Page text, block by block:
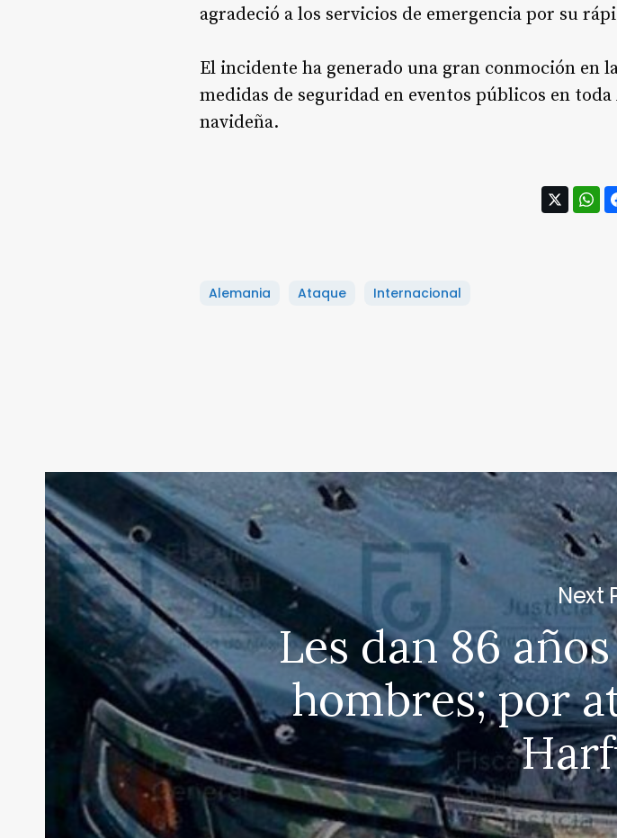
agradeció a los servicios de emergencia por su
El incidente ha generado una gran conmoción en
medidas de seguridad en eventos públicos en
navideña.
Alemania Ataque Internacional
Next
Les dan 86
hombres; por